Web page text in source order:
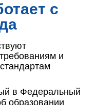
с
и
в Федеральный
образовании